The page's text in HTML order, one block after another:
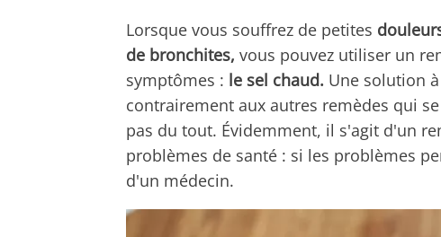
Lorsque vous souffrez de petites
de bronchites, vous pouvez utiliser un
symptômes : le sel chaud. Une solution
contrairement aux autres remèdes qui
pas du tout. Évidemment, il s'agit d'un
problèmes de santé : si les problèmes
d'un médecin.